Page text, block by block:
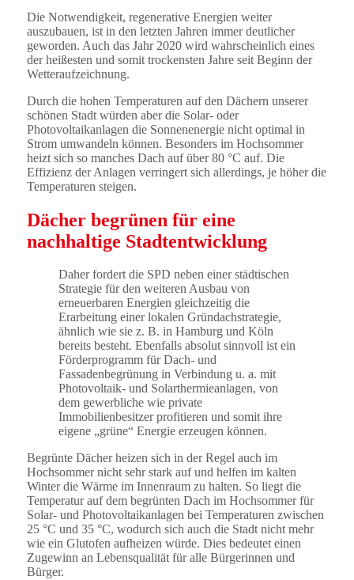
Die Notwendigkeit, regenerative Energien weiter
auszubauen, ist in den letzten Jahren immer deutlicher
geworden. Auch das Jahr 2020 wird wahrscheinlich eines
der heißesten und somit trockensten Jahre seit Beginn der
Wetteraufzeichnung.
Durch die hohen Temperaturen auf den Dächern unserer
schönen Stadt würden aber die Solar- oder
Photovoltaikanlagen die Sonnenenergie nicht optimal in
Strom umwandeln können. Besonders im Hochsommer
heizt sich so manches Dach auf über 80 °C auf. Die
Effizienz der Anlagen verringert sich allerdings, je höher die
Temperaturen steigen.
Dächer begrünen für eine
nachhaltige Stadtentwicklung
Daher fordert die SPD neben einer städtischen
Strategie für den weiteren Ausbau von
erneuerbaren Energien gleichzeitig die
Erarbeitung einer lokalen Gründachstrategie,
ähnlich wie sie z. B. in Hamburg und Köln
bereits besteht. Ebenfalls absolut sinnvoll ist ein
Förderprogramm für Dach- und
Fassadenbegrünung in Verbindung u. a. mit
Photovoltaik- und Solarthermieanlagen, von
dem gewerbliche wie private
Immobilienbesitzer profitieren und somit ihre
eigene „grüne“ Energie erzeugen können.
Begrünte Dächer heizen sich in der Regel auch im
Hochsommer nicht sehr stark auf und helfen im kalten
Winter die Wärme im Innenraum zu halten. So liegt die
Temperatur auf dem begrünten Dach im Hochsommer für
Solar- und Photovoltaikanlagen bei Temperaturen zwischen
25 °C und 35 °C, wodurch sich auch die Stadt nicht mehr
wie ein Glutofen aufheizen würde. Dies bedeutet einen
Zugewinn an Lebensqualität für alle Bürgerinnen und
Bürger.